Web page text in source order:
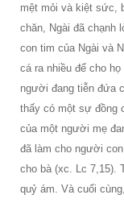
mệt mỏi và kiệt sức,
chăn, Ngài đã chạnh
con tim của Ngài và
cá ra nhiều để cho họ
người đang tiễn đứa
thấy có một sự đồng
của một người mẹ
đã làm cho người
cho bà (xc. Lc 7,15).
quỷ ám. Và cuối